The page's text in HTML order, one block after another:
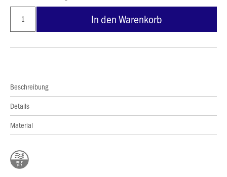
In den Warenkorb
Beschreibung
Details
Material